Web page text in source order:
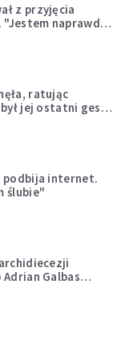
z przyjęcia
"Jestem naprawdę
ratując
jej ostatni gest
podbija internet.
ślubie"
Galbas
proboszczom